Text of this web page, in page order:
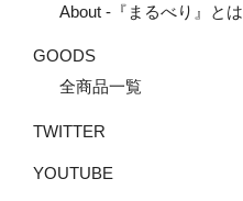
About -『まるべり』とは
GOODS
全商品一覧
TWITTER
YOUTUBE